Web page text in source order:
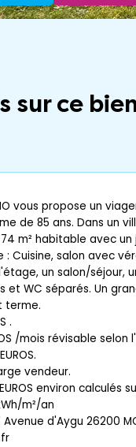
sur ce
vous propose un
de 85 ans. Dans un
m² habitable avec
: Cuisine, salon avec
un salon/séjour,
et WC séparés. Un
terme.
.
/mois révisable
vendeur.
environ calculés
m²/an
Avenue d'Aygu 26200